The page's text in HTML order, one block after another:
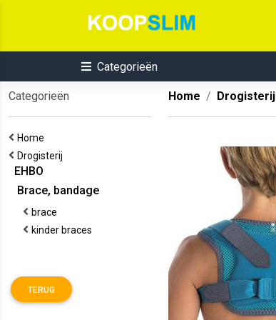
Categorieën
Categorieën
Home
Drogisterij
EHBO
Brace, bandage
brace
kinder braces
TERUG
Home Drogisterij